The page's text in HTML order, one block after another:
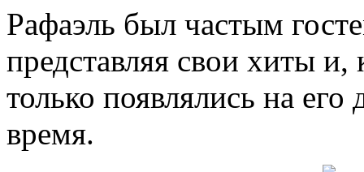
Рафаэль был частым
представляя свои хиты
только появлялись на его
время.